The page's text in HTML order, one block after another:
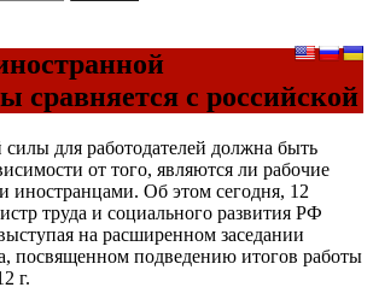
сравняется с российской
для работодателей должна быть
от того, являются ли рабочие
иностранцами. Об этом сегодня, 12
труда и социального развития РФ
на расширенном заседании
посвященном подведению итогов работы
г.